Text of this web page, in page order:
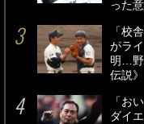
った
「校
がラ
明…野
伝説》
「お
ダイ